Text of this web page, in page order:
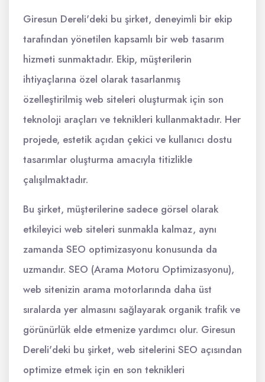
Giresun Dereli'deki bu şirket, deneyimli bir ekip
tarafından yönetilen kapsamlı bir web tasarım
hizmeti sunmaktadır. Ekip, müşterilerin
ihtiyaçlarına özel olarak tasarlanmış
özelleştirilmiş web siteleri oluşturmak için son
teknoloji araçları ve teknikleri kullanmaktadır. Her
projede, estetik açıdan çekici ve kullanıcı dostu
tasarımlar oluşturma amacıyla titizlikle
çalışılmaktadır.
Bu şirket, müşterilerine sadece görsel olarak
etkileyici web siteleri sunmakla kalmaz, aynı
zamanda SEO optimizasyonu konusunda da
uzmandır. SEO (Arama Motoru Optimizasyonu),
web sitenizin arama motorlarında daha üst
sıralarda yer almasını sağlayarak organik trafik ve
görünürlük elde etmenize yardımcı olur. Giresun
Dereli'deki bu şirket, web sitelerini SEO açısından
optimize etmek için en son teknikleri